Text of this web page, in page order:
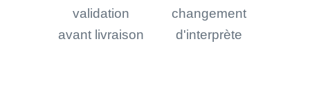
validation
avant livraison
changement
d'interprète